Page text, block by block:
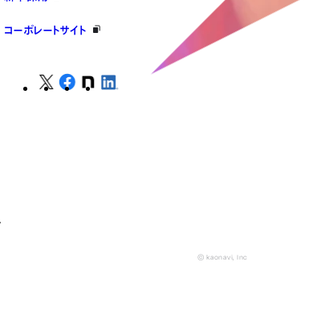
コーポレートサイト
© kaonavi, Inc